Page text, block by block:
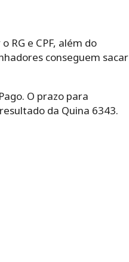
RG e CPF, além do
conseguem sacar
O prazo para
da Quina 6343.